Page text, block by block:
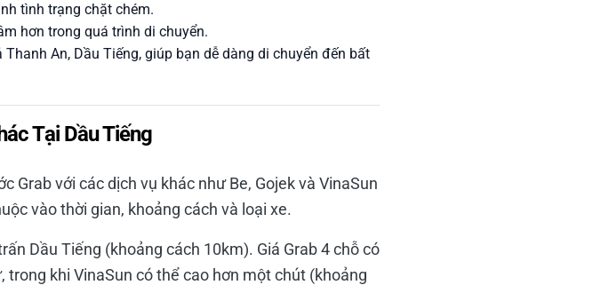
tình trạng chặt chém.
hơn trong quá trình di chuyển.
An, Dầu Tiếng, giúp bạn dễ dàng di chuyển đến bất
Tại Dầu Tiếng
Grab với các dịch vụ khác như Be, Gojek và VinaSun
vào thời gian, khoảng cách và loại xe.
Dầu Tiếng (khoảng cách 10km). Giá Grab 4 chỗ có
khi VinaSun có thể cao hơn một chút (khoảng